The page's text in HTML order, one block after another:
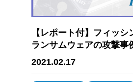
【レポート付】フィッシ
ランサムウェアの攻撃事
2021.02.17